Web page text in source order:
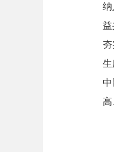
纳
益
生
高